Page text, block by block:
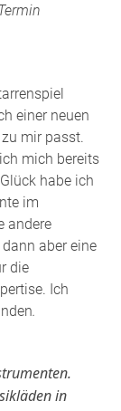
einer neuen
mir passt.
mich bereits
habe ich
im
andere
aber eine
die
Ich
in